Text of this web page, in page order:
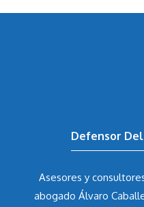
Asesores y